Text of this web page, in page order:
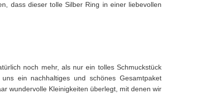
dass dieser tolle Silber Ring in einer liebevollen
noch mehr, als nur ein tolles Schmuckstück
ein nachhaltiges und schönes Gesamtpaket
wundervolle Kleinigkeiten überlegt, mit denen wir